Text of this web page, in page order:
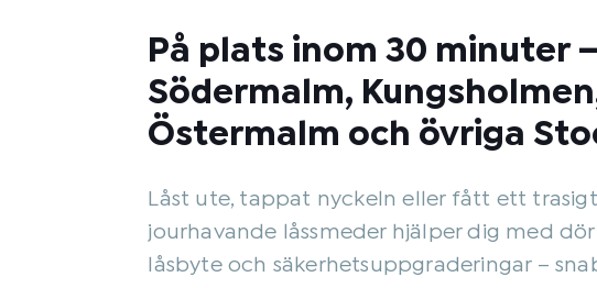
På plats inom 30 minuter –
Södermalm,
Östermalm och övriga
Låst ute, tappat nyckeln eller fått ett trasigt
jourhavande låssmeder hjälper dig med
låsbyte och säkerhetsuppgraderingar –